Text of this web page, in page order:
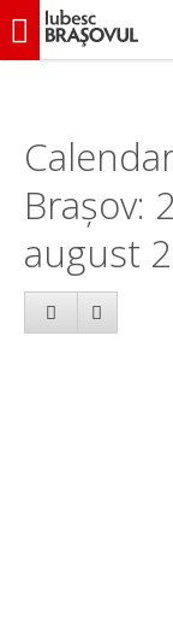
iubescbraşovul.ro
Brașov:
august